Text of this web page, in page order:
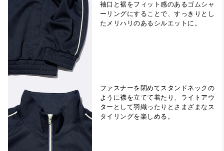
袖口と裾をフィット感のあるゴムシャ
ーリングにすることで、すっきりとし
たメリハリのあるシルエットに。
ファスナーを閉めてスタンドネックの
ように襟を立てて着たり、ライトアウ
ターとして羽織ったりとさまざまなス
タイリングを楽しめる。